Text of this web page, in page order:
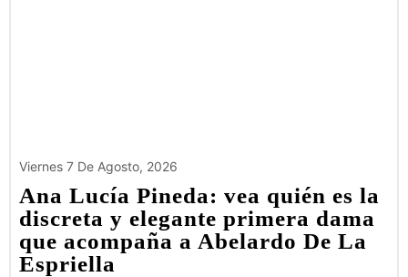
Viernes 7 De Agosto, 2026
Ana Lucía Pineda: vea quién es la
discreta y elegante primera dama
que acompaña a Abelardo De La
Espriella